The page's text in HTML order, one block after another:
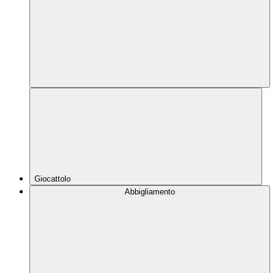
Giocattolo
Abbigliamento